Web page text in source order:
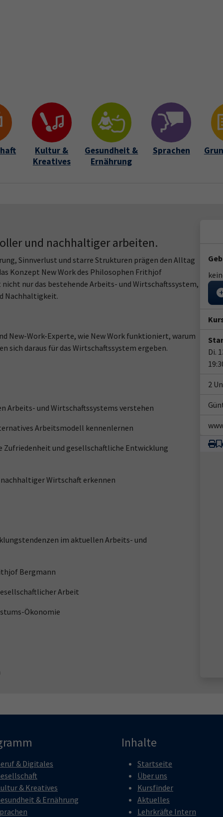
Kultur &
Kreatives
Gesundheit &
Ernährung
Sprachen
und nachhaltiger arbeiten.
Sinnverlust und starre Strukturen prägen den Alltag
Konzept New Work des Philosophen Frithjof
nur das bestehende Arbeits- und Wirtschaftssystem,
Nachhaltigkeit.
New-Work-Experte, wie New Work funktioniert, warum
sich daraus für das Wirtschaftssystem ergeben.
Arbeits- und Wirtschaftssystems verstehen
Arbeitsmodell kennenlernen
Zufriedenheit und gesellschaftliche Entwicklung
nachhaltiger Wirtschaft erkennen
im aktuellen Arbeits- und
Bergmann
Arbeit
Ökonomie
Di.
2
& Digitales
& Kreatives
& Ernährung
Inhalte
Startseite
Über uns
Kursfinder
Aktuelles
Lehrkräfte Intern